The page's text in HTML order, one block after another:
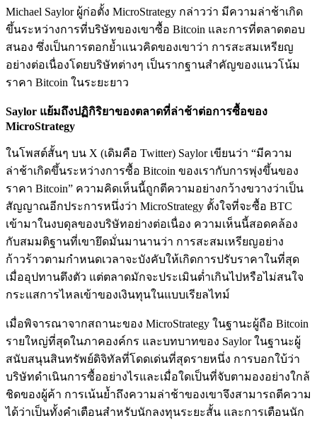
Michael Saylor ผู้ก่อตั้ง MicroStrategy กล่าวว่า มีความล่าช้าเกิด
ขึ้นระหว่างการที่บริษัทของเขาซื้อ Bitcoin และการที่ตลาดตอบ
สนอง ซึ่งเป็นการตอกย้ำแนวคิดของเขาว่า การสะสมเหรียญ
อย่างต่อเนื่องโดยบริษัทต่างๆ เป็นรากฐานสำคัญของแนวโน้ม
ราคา Bitcoin ในระยะยาว
Saylor แย้มถึงปฏิกิริยาของตลาดที่ล่าช้าต่อการซื้อของ
MicroStrategy
ในโพสต์สั้นๆ บน X (เดิมคือ Twitter) Saylor เขียนว่า “มีความ
ล่าช้าเกิดขึ้นระหว่างการซื้อ Bitcoin ของเรากับการพุ่งขึ้นของ
ราคา Bitcoin” ความคิดเห็นนี้ถูกตีความอย่างกว้างขวางว่าเป็น
สัญญาณอีกประการหนึ่งว่า MicroStrategy ตั้งใจที่จะซื้อ BTC
เข้ามาในงบดุลของบริษัทอย่างต่อเนื่อง ความเห็นนี้สอดคล้อง
กับสมมติฐานที่เขายึดมั่นมานานว่า การสะสมเหรียญอย่าง
ก้าวร้าวตามกำหนดเวลาจะบังคับให้เกิดการปรับราคาในที่สุด
เมื่ออุปทานตึงตัว แต่ตลาดมักจะประเมินต่ำเกินไปหรือไม่สนใจ
กระแสการไหลเข้าของเงินทุนในแบบเรียลไทม์
เมื่อพิจารณาจากสถานะของ MicroStrategy ในฐานะผู้ถือ Bitcoin
รายใหญ่ที่สุดในภาคองค์กร และบทบาทของ Saylor ในฐานะผู้
สนับสนุนสินทรัพย์ดิจิทัลที่โดดเด่นที่สุดรายหนึ่ง การบอกใบ้ว่า
บริษัทดำเนินการซื้ออย่างไรและเมื่อใดเป็นที่จับตามองอย่างใกล้
ชิดของผู้ค้า การเน้นย้ำถึงความล่าช้าของเขาจึงสามารถตีความ
ได้ว่าเป็นทั้งคำเตือนสำหรับนักลงทุนระยะสั้น และการเตือนนัก